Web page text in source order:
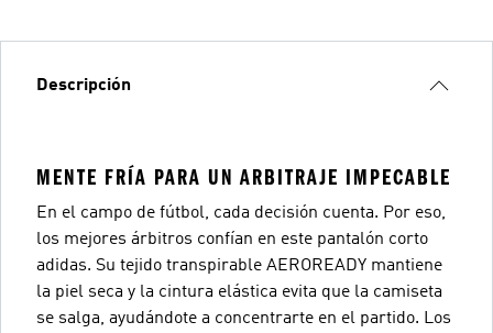
Descripción
MENTE FRÍA PARA UN ARBITRAJE IMPECABLE
En el campo de fútbol, cada decisión cuenta. Por eso,
los mejores árbitros confían en este pantalón corto
adidas. Su tejido transpirable AEROREADY mantiene
la piel seca y la cintura elástica evita que la camiseta
se salga, ayudándote a concentrarte en el partido. Los